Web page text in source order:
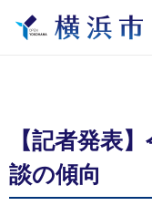
【記者発表
談の傾向